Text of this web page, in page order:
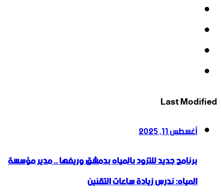
Last Modified
أغسطس 11, 2025
برنامج جديد للتزود بالمياه بدمشق وريفها .. مدير مؤسسة
المياه: ندرس زيادة ساعات التقنين